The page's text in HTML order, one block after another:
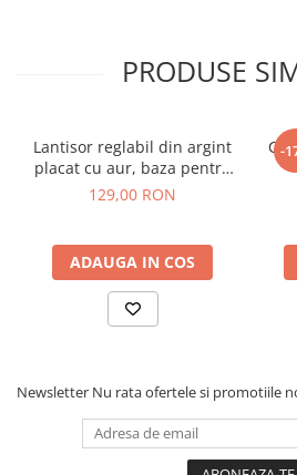
porti niciodata in timp ce dormi sau
PRODUSE
Lantisor reglabil din argint
placat cu aur, baza pentru
pandantive
129,00 RON
ADAUGA IN COS
-
Newsletter Nu rata ofertele si promotiile